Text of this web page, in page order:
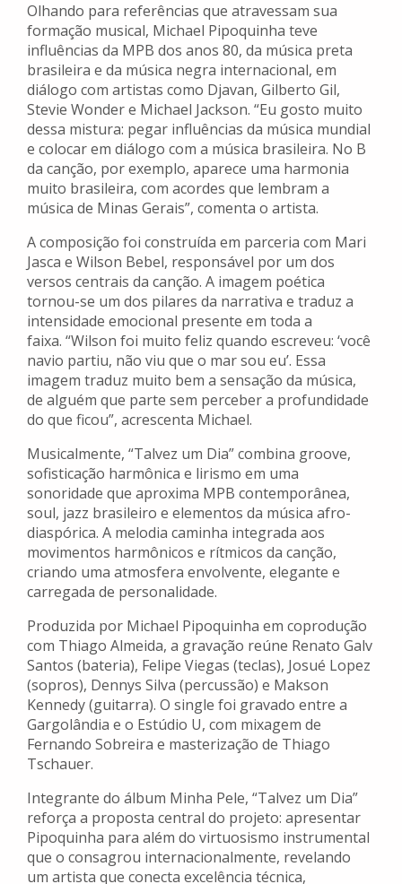
Olhando para referências que atravessam sua
formação musical, Michael Pipoquinha teve
influências da MPB dos anos 80, da música preta
brasileira e da música negra internacional, em
diálogo com artistas como Djavan, Gilberto Gil,
Stevie Wonder e Michael Jackson. “Eu gosto muito
dessa mistura: pegar influências da música mundial
e colocar em diálogo com a música brasileira. No B
da canção, por exemplo, aparece uma harmonia
muito brasileira, com acordes que lembram a
música de Minas Gerais”, comenta o artista.
A composição foi construída em parceria com Mari
Jasca e Wilson Bebel, responsável por um dos
versos centrais da canção. A imagem poética
tornou-se um dos pilares da narrativa e traduz a
intensidade emocional presente em toda a
faixa. “Wilson foi muito feliz quando escreveu: ‘você
navio partiu, não viu que o mar sou eu’. Essa
imagem traduz muito bem a sensação da música,
de alguém que parte sem perceber a profundidade
do que ficou”, acrescenta Michael.
Musicalmente, “Talvez um Dia” combina groove,
sofisticação harmônica e lirismo em uma
sonoridade que aproxima MPB contemporânea,
soul, jazz brasileiro e elementos da música afro-
diaspórica. A melodia caminha integrada aos
movimentos harmônicos e rítmicos da canção,
criando uma atmosfera envolvente, elegante e
carregada de personalidade.
Produzida por Michael Pipoquinha em coprodução
com Thiago Almeida, a gravação reúne Renato Galv
Santos (bateria), Felipe Viegas (teclas), Josué Lopez
(sopros), Dennys Silva (percussão) e Makson
Kennedy (guitarra). O single foi gravado entre a
Gargolândia e o Estúdio U, com mixagem de
Fernando Sobreira e masterização de Thiago
Tschauer.
Integrante do álbum Minha Pele, “Talvez um Dia”
reforça a proposta central do projeto: apresentar
Pipoquinha para além do virtuosismo instrumental
que o consagrou internacionalmente, revelando
um artista que conecta excelência técnica,